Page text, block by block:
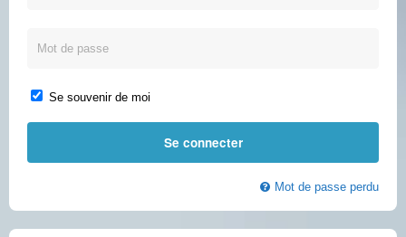
Se souvenir de moi
Mot de passe perdu